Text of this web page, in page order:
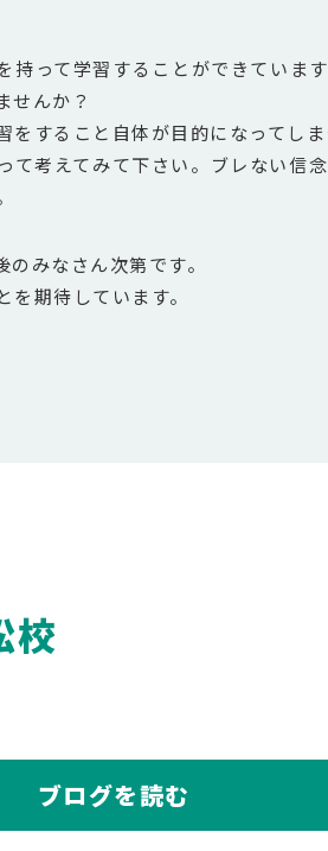
って学習することができていま
せんか？
すること自体が目的になってしま
考えてみて下さい。ブレない信
みなさん次第です。
期待しています。
校
ブログを読む